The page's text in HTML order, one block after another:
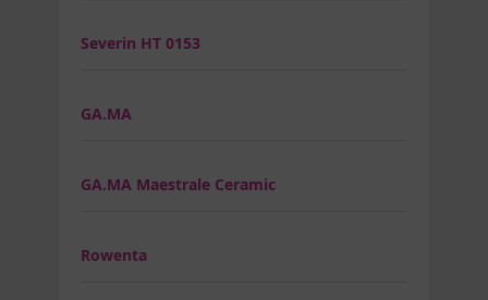
Severin HT 0153
GA.MA
GA.MA Maestrale Ceramic
Rowenta